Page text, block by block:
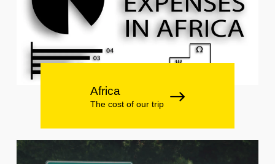
Africa
The cost of our trip